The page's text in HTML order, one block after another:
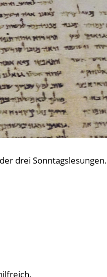
drei Sonntagslesungen.